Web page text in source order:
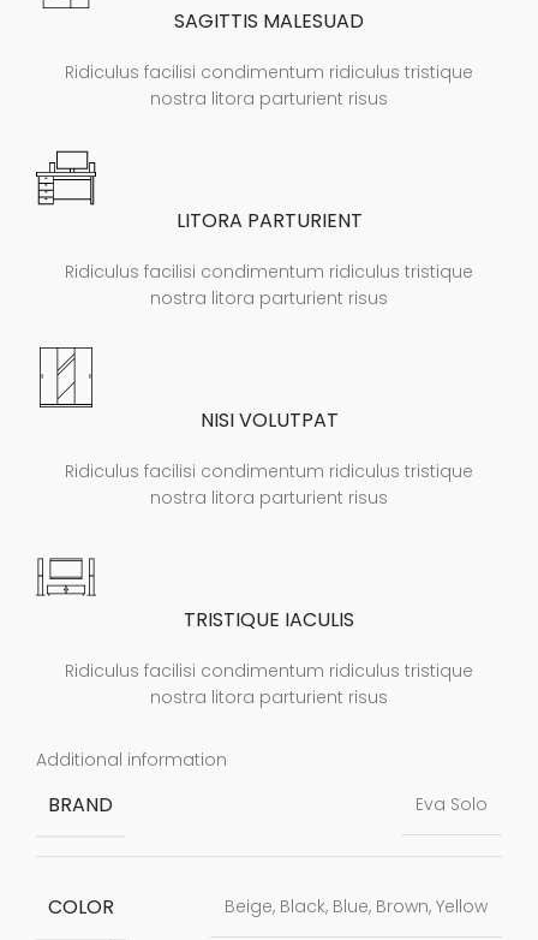
SAGITTIS MALESUAD
Ridiculus facilisi condimentum ridiculus tristique
nostra litora parturient risus
LITORA PARTURIENT
Ridiculus facilisi condimentum ridiculus tristique
nostra litora parturient risus
NISI VOLUTPAT
Ridiculus facilisi condimentum ridiculus tristique
nostra litora parturient risus
TRISTIQUE IACULIS
Ridiculus facilisi condimentum ridiculus tristique
nostra litora parturient risus
Additional information
BRAND Eva Solo
COLOR
Beige, Black, Blue, Brown, Yellow